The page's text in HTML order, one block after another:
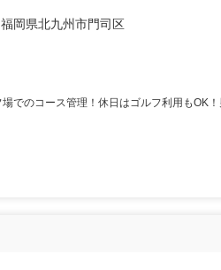
福岡県北九州市門司区
でのコース管理！休日はゴルフ利用もOK！